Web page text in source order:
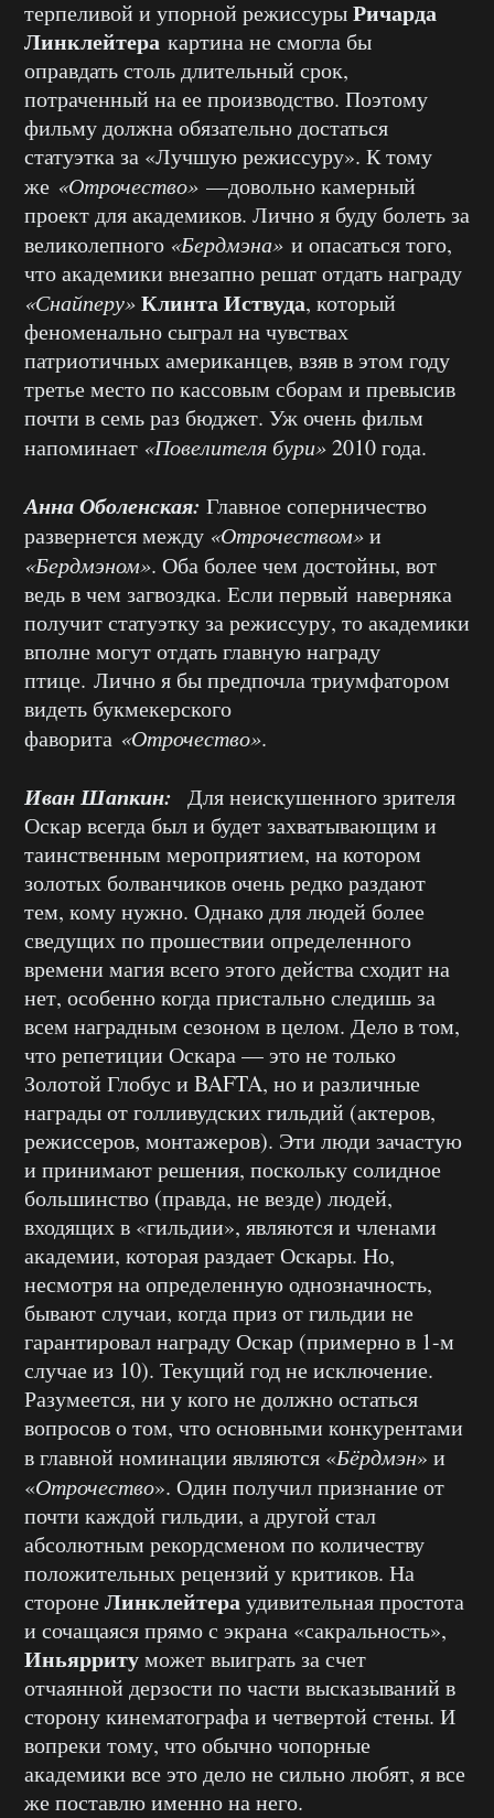
терпеливой и упорной режиссурыРичарда
Линклейтера картина не смогла бы
оправдать столь длительный срок,
потраченный на ее производство. Поэтому
фильму должна обязательно достаться
статуэтка за «Лучшую режиссуру». К тому
же «Отрочество» —довольно камерный
проект для академиков. Лично я буду болеть за
великолепного «Бердмэна» и опасаться того,
что академики внезапно решат отдать награду
«Снайперу»Клинта Иствуда, который
феноменально сыграл на чувствах
патриотичных американцев, взяв в этом году
третье место по кассовым сборам и превысив
почти в семь раз бюджет. Уж очень фильм
напоминает «Повелителя бури»2010 года.
Анна Оболенская: Главное соперничество
развернется между «Отрочеством»и
«Бердмэном». Оба более чем достойны, вот
ведь в чем загвоздка. Если первый наверняка
получит статуэтку за режиссуру, то академики
вполне могут отдать главную награду
птице. Лично я бы предпочла триумфатором
видеть букмекерского
фаворита «Отрочество».
Иван Шапкин: Для неискушенного зрителя
Оскар всегда был и будет захватывающим и
таинственным мероприятием, на котором
золотых болванчиков очень редко раздают
тем, кому нужно. Однако для людей более
сведущих по прошествии определенного
времени магия всего этого действа сходит на
нет, особенно когда пристально следишь за
всем наградным сезоном в целом. Дело в том,
что репетиции Оскара — это не только
Золотой Глобус и BAFTA, но и различные
награды от голливудских гильдий (актеров,
режиссеров, монтажеров). Эти люди зачастую
и принимают решения, поскольку солидное
большинство (правда, не везде) людей,
входящих в «гильдии», являются и членами
академии, которая раздает Оскары. Но,
несмотря на определенную однозначность,
бывают случаи, когда приз от гильдии не
гарантировал награду Оскар (примерно в 1-м
случае из 10). Текущий год не исключение.
Разумеется, ни у кого не должно остаться
вопросов о том, что основными конкурентами
в главной номинации являются «Бёрдмэн» и
«Отрочество». Один получил признание от
почти каждой гильдии, а другой стал
абсолютным рекордсменом по количеству
положительных рецензий у критиков. На
сторонеЛинклейтераудивительная простота
и сочащаяся прямо с экрана «сакральность»,
Иньярритуможет выиграть за счет
отчаянной дерзости по части высказываний в
сторону кинематографа и четвертой стены. И
вопреки тому, что обычно чопорные
академики все это дело не сильно любят, я все
же поставлю именно на него.